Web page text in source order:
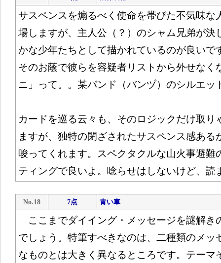
サスペンスを煽るべく使命を帯びた不気味な
場しますが、主人公（？）のシャム兄弟が決
かな少年たちとして描かれているのが良いで
そのお蔭で彼らを容疑者リストから外せなく
ニ」って。。某バンド（バンヅ）のシルエッ
カードを巡る云々も、そのロジックだけ取り
ますが、独特の閉ざされたサスペンス感ある
唆ってくれます。スペクタクルな山火事避難
ティングで良いよ。唸らせはしないけど、読
No.18 7点 青い車
ここまでダイイング・メッセージを謎解き
でしょう。特筆すべきなのは、二種類のメッ
なものとは大きく異なるところです。テーマ